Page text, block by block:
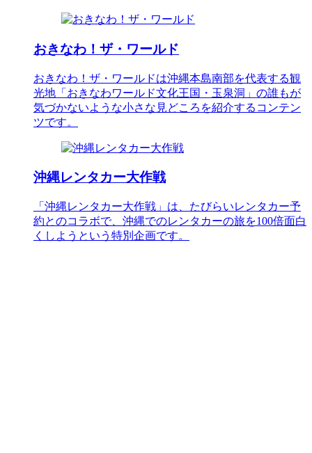
おきなわ！ザ・ワールド
おきなわ！ザ・ワールドは沖縄本島南部を代表する観
光地「おきなわワールド文化王国・玉泉洞」の誰もが
気づかないような小さな見どころを紹介するコンテン
ツです。
沖縄レンタカー大作戦
「沖縄レンタカー大作戦」は、たびらいレンタカー予
約とのコラボで、沖縄でのレンタカーの旅を100倍面白
くしようという特別企画です。